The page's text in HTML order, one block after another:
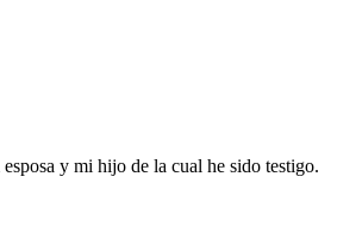
y mi hijo de la cual he sido testigo.